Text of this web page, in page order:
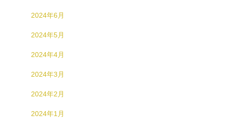
2024年6月
2024年5月
2024年4月
2024年3月
2024年2月
2024年1月